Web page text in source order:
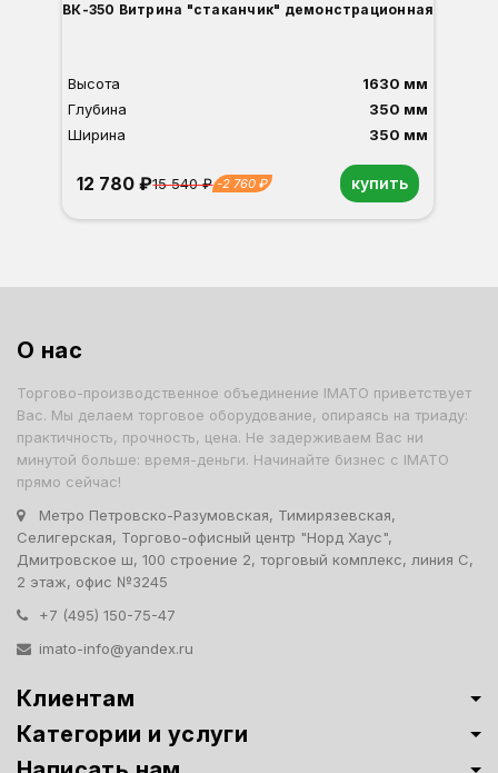
ВК-350 Витрина "стаканчик" демонстрационная
Высота
1630 мм
Глубина
350 мм
Ширина
350 мм
12 780 ₽15 540 ₽ -2 760 ₽ купить
О нас
Торгово-производственное объединение IMATO приветствует
Вас. Мы делаем торговое оборудование, опираясь на триаду:
практичность, прочность, цена. Не задерживаем Вас ни
минутой больше: время-деньги. Начинайте бизнес с IMATO
прямо сейчас!
Метро Петровско-Разумовская, Тимирязевская,
Селигерская, Торгово-офисный центр "Норд Хаус",
Дмитровское ш, 100 строение 2, торговый комплекс, линия С,
2 этаж, офис №3245
+7 (495) 150-75-47
imato-info@yandex.ru
Клиентам
Категории и услуги